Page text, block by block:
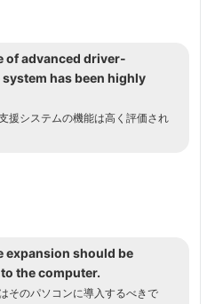
of advanced driver-
has been highly
援システムの機能は高く評価され
expansion should be
the computer.
そのパソコンに導入するべきで